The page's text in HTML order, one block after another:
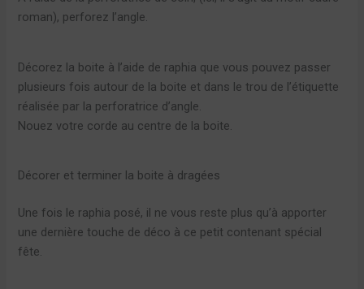
roman), perforez l’angle.
Décorez la boite à l’aide de raphia que vous pouvez passer
plusieurs fois autour de la boite et dans le trou de l’étiquette
réalisée par la perforatrice d’angle.
Nouez votre corde au centre de la boite.
Décorer et terminer la boite à dragées
Une fois le raphia posé, il ne vous reste plus qu’à apporter
une dernière touche de déco à ce petit contenant spécial
fête.